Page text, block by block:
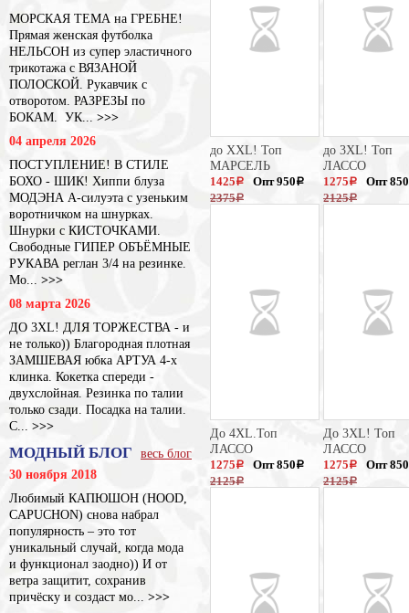
МОРСКАЯ ТЕМА на ГРЕБНЕ!
Прямая женская футболка
НЕЛЬСОН из супер эластичного
трикотажа с ВЯЗАНОЙ
ПОЛОСКОЙ. Рукавчик с
отворотом. РАЗРЕЗЫ по
БОКАМ. УК... >>>
04 апреля 2026
ПОСТУПЛЕНИЕ! В СТИЛЕ
БОХО - ШИК! Хиппи блуза
МОДЭНА А-силуэта с узеньким
воротничком на шнурках.
Шнурки с КИСТОЧКАМИ.
Свободные ГИПЕР ОБЪЁМНЫЕ
РУКАВА реглан 3/4 на резинке.
Мо... >>>
08 марта 2026
ДО 3XL! ДЛЯ ТОРЖЕСТВА - и
не только)) Благородная плотная
ЗАМШЕВАЯ юбка АРТУА 4-х
клинка. Кокетка спереди -
двухслойная. Резинка по талии
только сзади. Посадка на талии.
С... >>>
МОДНЫЙ БЛОГ
весь блог
30 ноября 2018
Любимый КАПЮШОН (HOOD,
CAPUCHON) снова набрал
популярность – это тот
уникальный случай, когда мода
и функционал заодно)) И от
ветра защитит, сохранив
причёску и создаст мо... >>>
до XXL! Топ
МАРСЕЛЬ
1425 a
2375a
Опт 950 a
до 3XL! Топ
ЛАССО
1275 a
2125a
Опт 850
До 4XL.Топ
ЛАССО
1275 a
2125a
Опт 850 a
До 3XL! Топ
ЛАССО
1275 a
2125a
Опт 850